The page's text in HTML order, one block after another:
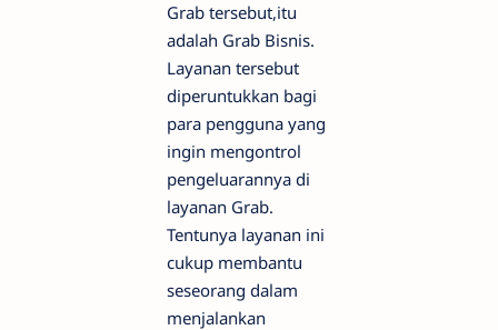
Grab tersebut,itu
adalah Grab Bisnis.
Layanan tersebut
diperuntukkan bagi
para pengguna yang
ingin mengontrol
pengeluarannya di
layanan Grab.
Tentunya layanan ini
cukup membantu
seseorang dalam
menjalankan